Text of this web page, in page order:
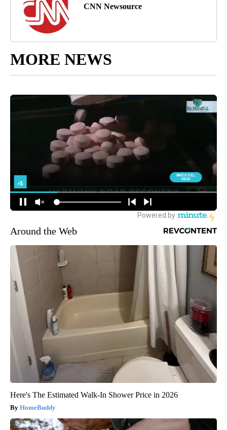
CNN Newsource
MORE NEWS
Around the Web
Here's The Estimated Walk-In Shower Price in 2026
HomeBuddy